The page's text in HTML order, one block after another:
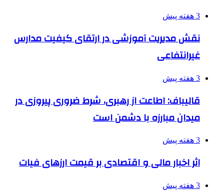
3 هفته پیش
نقش مدیریت آموزشی در ارتقای کیفیت مدارس
غیرانتفاعی
3 هفته پیش
قالیباف: اطاعت از رهبری، شرط ضروری پیروزی در
میدان مبارزه با دشمن است
3 هفته پیش
اثر اخبار مالی و اقتصادی بر قیمت ارزهای فیات
3 هفته پیش